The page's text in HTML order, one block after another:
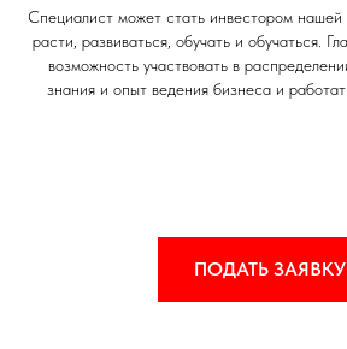
Специалист может стать инвестором нашей
расти, развиваться, обучать и обучаться.
возможность участвовать в
знания и опыт ведения бизнеса и
ПОДАТЬ ЗАЯВКУ